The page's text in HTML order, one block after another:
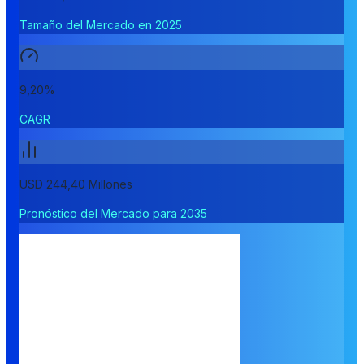
Tamaño del Mercado en 2025
9,20%
CAGR
USD 244,40 Millones
Pronóstico del Mercado para 2035